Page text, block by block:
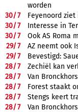
worden
30/7
Feyenoord ziet
30/7
Interesse in
30/7
Ook AS Roma
29/7
AZ neemt ook
29/7
Bevestigd:
28/7
Zechiël kan
28/7
Van
28/7
Forest staakt
28/7
Stengs keert
28/7
Van